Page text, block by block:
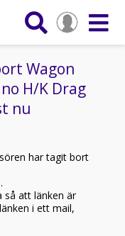
Wagon
H/K Drag
nu
har tagit bort
så att länken är
i ett mail,